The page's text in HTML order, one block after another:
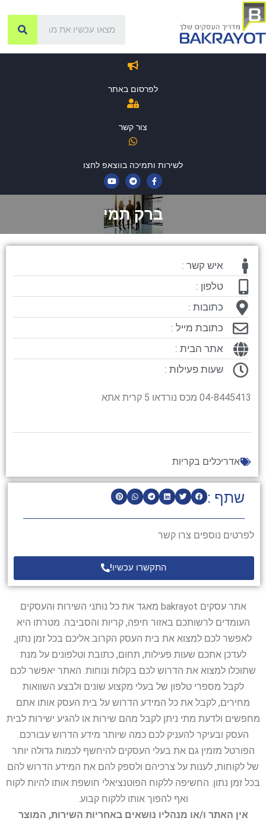
לפרסום באתר
צור קשר
לשירות ותמיכה בווצאפ לחצו
ברק תמי
שתף :
לפרטים נוספים צרו קשר
התקשרו עכשיו!
איש קשר :
טלפון :
כתובות :
כתובת מייל :
אתר הבית :
שעות פעילות :
04-8445413 מכס נורדאו 5 קרית אתא
אדריכלים בקריות
אתר עסקים bakrayot מאגד את כל נותני השירות והעסקים
העומדים לרשותכם באזור חיפה, קריות והסביבה. מטרתו היא
לאפשר לכם למצוא את בית העסק הקרוב אליכם בכל זמן נתון,
לעדכן אתכם שעות פעילות, תחום, כתובת וטלפונים על מנת
שתוכלו למצוא את הדרוש לכם בקלות ונוחות. האתר יאפשר לכם
לקבל מספרי טלפון של בעלי מקצוע שונים ולבצע השוואות
מחירים, לקבל את כל המידע הדרוש על בית העסק אותו אתם
מחפשים ולדעת מתי ניתן לקבל מהם שירות או להגיע ישירות לבית
העסק ובעיקר להעניק לכם כמה שיותר מידע הדרוש עבורכם.
הפורטל מזמין גם את בעלי העסקים להיחשף לכמות גדולה יותר
של לקוחות, לענות על צרכיהם ולספק להם את המידע הדרוש להם
בכל זמן נתון. החשיפה ללקוח הפוטנציאלי חושפת אותו להיות לקוח
ואף להפוך אותו ללקוח קבוע.
אין האתר ו/או מנהליו נושאים באחריות השירות, המוצר